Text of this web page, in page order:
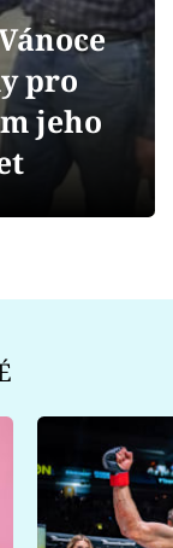
pro
jeho